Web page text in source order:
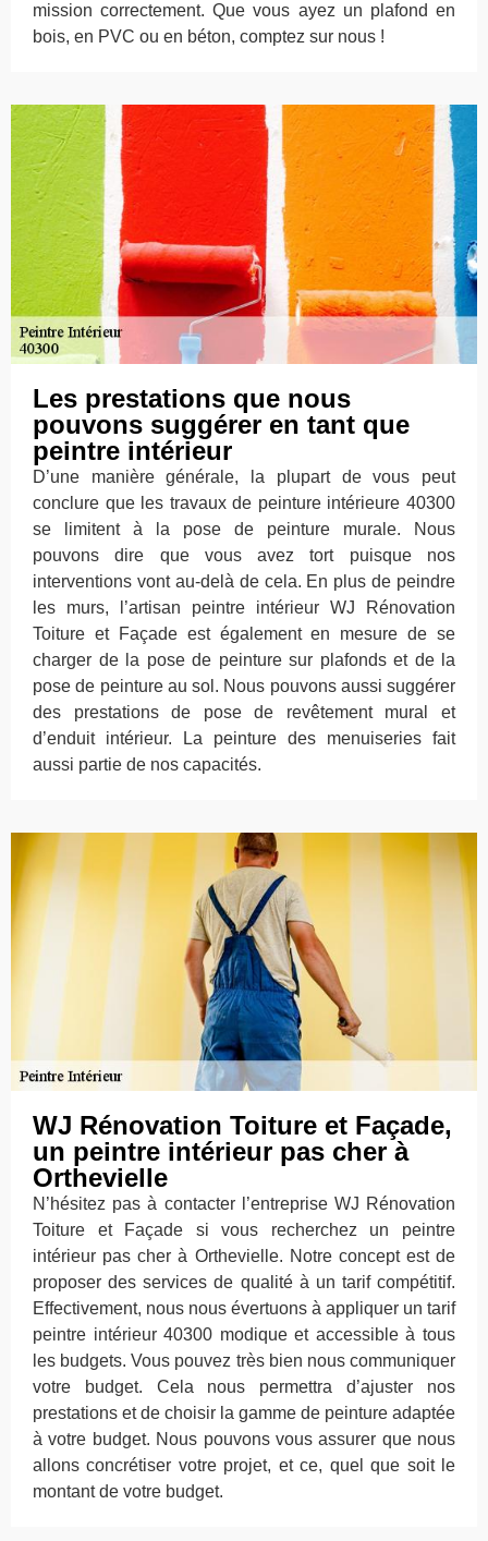
mission correctement. Que vous ayez un plafond en
bois, en PVC ou en béton, comptez sur nous !
Les prestations que nous
pouvons suggérer en tant que
peintre intérieur
D’une manière générale, la plupart de vous peut
conclure que les travaux de peinture intérieure 40300
se limitent à la pose de peinture murale. Nous
pouvons dire que vous avez tort puisque nos
interventions vont au-delà de cela. En plus de peindre
les murs, l’artisan peintre intérieur WJ Rénovation
Toiture et Façade est également en mesure de se
charger de la pose de peinture sur plafonds et de la
pose de peinture au sol. Nous pouvons aussi suggérer
des prestations de pose de revêtement mural et
d’enduit intérieur. La peinture des menuiseries fait
aussi partie de nos capacités.
WJ Rénovation Toiture et Façade,
un peintre intérieur pas cher à
Orthevielle
N’hésitez pas à contacter l’entreprise WJ Rénovation
Toiture et Façade si vous recherchez un peintre
intérieur pas cher à Orthevielle. Notre concept est de
proposer des services de qualité à un tarif compétitif.
Effectivement, nous nous évertuons à appliquer un tarif
peintre intérieur 40300 modique et accessible à tous
les budgets. Vous pouvez très bien nous communiquer
votre budget. Cela nous permettra d’ajuster nos
prestations et de choisir la gamme de peinture adaptée
à votre budget. Nous pouvons vous assurer que nous
allons concrétiser votre projet, et ce, quel que soit le
montant de votre budget.